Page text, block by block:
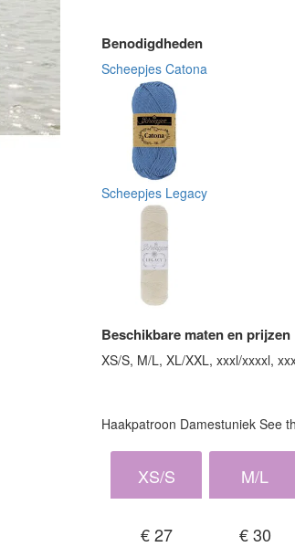
Benodigdheden
Scheepjes Catona
Scheepjes Legacy
Beschikbare maten en prijzen
XS/S, M/L, XL/XXL, xxxl/xxxxl,
Haakpatroon Damestuniek See
XS/S
€ 27
M/L
€ 30